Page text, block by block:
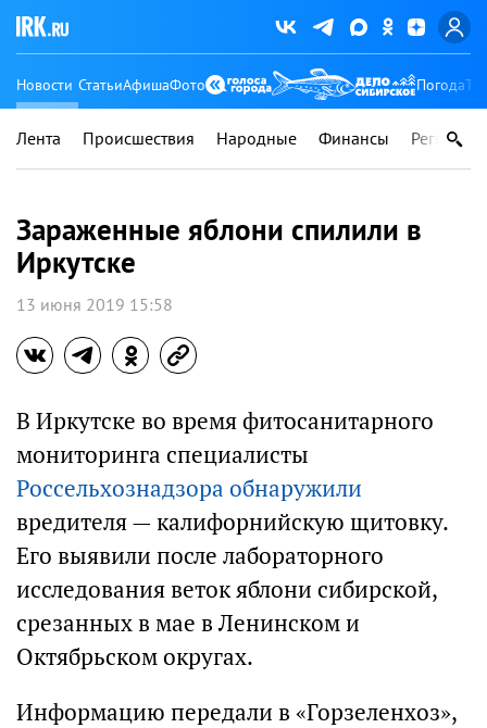
Новости СтатьиАфишаФото Погода
Лента Происшествия Народные Финансы Регионы
Зараженные яблони спилили в
Иркутске
13 июня 2019 15:58
В Иркутске во время фитосанитарного
мониторинга специалисты
Россельхознадзора обнаружили
вредителя — калифорнийскую щитовку.
Его выявили после лабораторного
исследования веток яблони сибирской,
срезанных в мае в Ленинском и
Октябрьском округах.
Информацию передали в «Горзеленхоз»,